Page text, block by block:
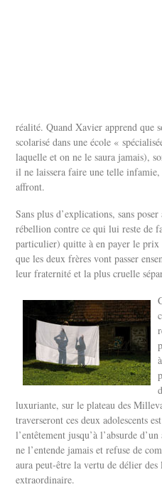
réalité. Quand Xavier apprend que
scolarisé dans une école «
laquelle et on ne le saura jamais),
il ne laissera faire une telle
affront.
Sans plus d’explications, sans
rébellion contre ce qui lui reste de
particulier) quitte à en payer le prix
que les deux frères vont passer
leur fraternité et la plus cruelle
luxuriante, sur le plateau des
traverseront ces deux adolescents
l’entêtement jusqu’à l’absurde
ne l’entende jamais et refuse de
aura peut-être la vertu de délier
extraordinaire.